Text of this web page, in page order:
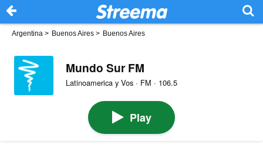
Argentina > Buenos Aires > Buenos Aires
Mundo Sur FM
Latinoamerica y Vos · FM · 106.5
Play